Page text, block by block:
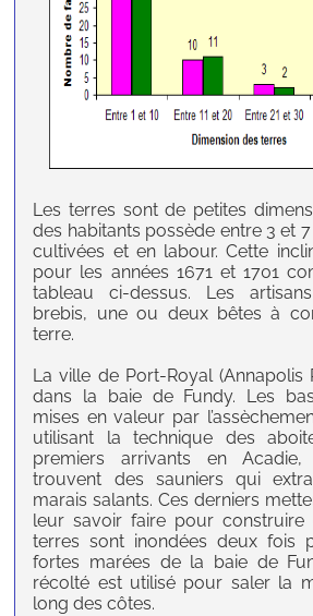
Les terres sont de petites
des habitants possède entre 3 et
cultivées et en labour. Cette
pour les années 1671 et 1701
tableau ci-dessus. Les
brebis, une ou deux bêtes à
terre.
La ville de Port-Royal (Annapolis
dans la baie de Fundy. Les
mises en valeur par
utilisant la technique des
premiers arrivants en
trouvent des sauniers qui
marais salants. Ces derniers
leur savoir faire pour construire
terres sont inondées deux fois
fortes marées de la baie de
récolté est utilisé pour saler la
long des côtes.